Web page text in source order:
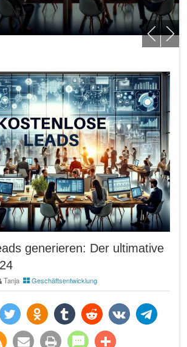
generieren: Der ultimative
Tanja Geschäftsentwicklung
twittern teilen teilen teilen teilen